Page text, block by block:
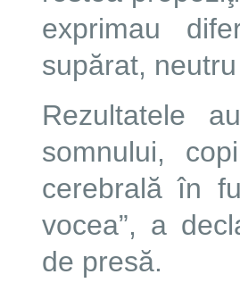
exprimau
supărat,
Rezultatele
somnului,
cerebrală în
vocea”, a
de presă.